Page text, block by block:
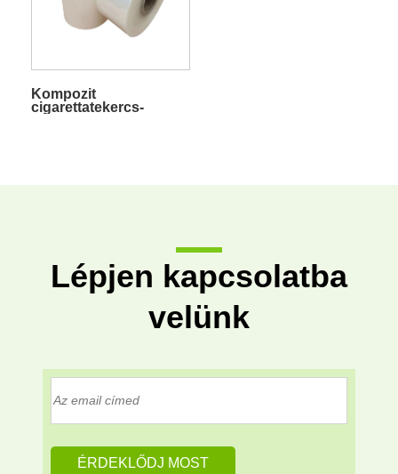
Kompozit
cigarettatekercs-
Lépjen kapcsolatba
velünk